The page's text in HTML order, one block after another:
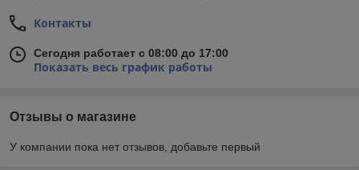
Контакты
Сегодня работает с 08:00 до 17:00
Показать весь график работы
Отзывы о магазине
У компании пока нет отзывов, добавьте первый